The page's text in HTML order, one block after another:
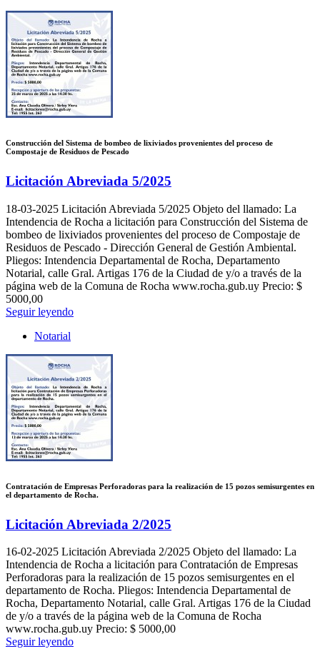
Construcción del Sistema de bombeo de lixiviados provenientes del proceso de
Compostaje de Residuos de Pescado
Licitación Abreviada 5/2025
18-03-2025 Licitación Abreviada 5/2025 Objeto del llamado: La
Intendencia de Rocha a licitación para Construcción del Sistema de
bombeo de lixiviados provenientes del proceso de Compostaje de
Residuos de Pescado - Dirección General de Gestión Ambiental.
Pliegos: Intendencia Departamental de Rocha, Departamento
Notarial, calle Gral. Artigas 176 de la Ciudad de y/o a través de la
página web de la Comuna de Rocha www.rocha.gub.uy Precio: $
5000,00
Seguir leyendo
Notarial
Contratación de Empresas Perforadoras para la realización de 15 pozos semisurgentes en
el departamento de Rocha.
Licitación Abreviada 2/2025
16-02-2025 Licitación Abreviada 2/2025 Objeto del llamado: La
Intendencia de Rocha a licitación para Contratación de Empresas
Perforadoras para la realización de 15 pozos semisurgentes en el
departamento de Rocha. Pliegos: Intendencia Departamental de
Rocha, Departamento Notarial, calle Gral. Artigas 176 de la Ciudad
de y/o a través de la página web de la Comuna de Rocha
www.rocha.gub.uy Precio: $ 5000,00
Seguir leyendo